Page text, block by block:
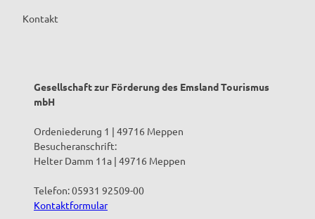
Kontakt
Gesellschaft zur Förderung des Emsland Tourismus
mbH
Ordeniederung 1 | 49716 Meppen
Besucheranschrift:
Helter Damm 11a | 49716 Meppen
Telefon: 05931 92509-00
Kontaktformular